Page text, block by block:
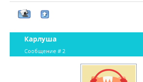
Карлуша
Сообщение # 2